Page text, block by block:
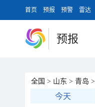
首页 预报 预警 雷达
预报
全国 > 山东 > 青岛 >
今天